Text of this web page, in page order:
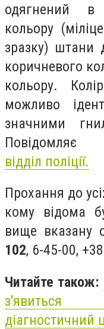
одягнений в
кольору
зразку) штани
коричневого
кольору.
можливо
значними
відділ поліції.
Прохання до
кому відома
вище вказану
102, 6-45-00,
Читайте також:
з'явиться
діагностичний